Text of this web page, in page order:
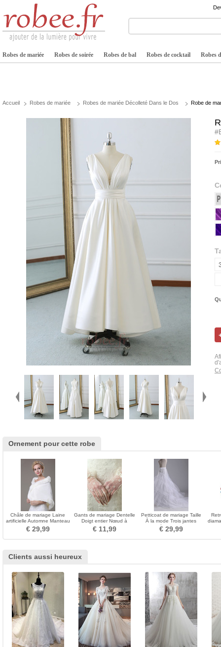
Robes de mariée Robes de soirée Robes de bal Robes de cocktail Robes
Accueil Robes de mariée Robes de mariée Décolleté Dans le Dos Robe de
Ornement pour cette robe
Châle de mariage Laine
artificielle Automne Manteau
Plage Ancien
€ 29,99
Gants de mariage Dentelle
Doigt entier Nœud à
Boucles Sexy Montrer
€ 11,99
Petticoat de mariage Taille
À la mode Trois jantes
Sirène Fort net
€ 29,99
Clients aussi heureux